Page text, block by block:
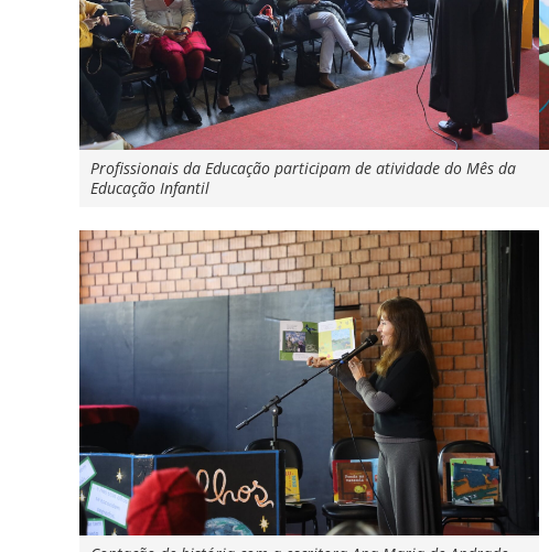
Profissionais da Educação participam de atividade do Mês da
Educação Infantil